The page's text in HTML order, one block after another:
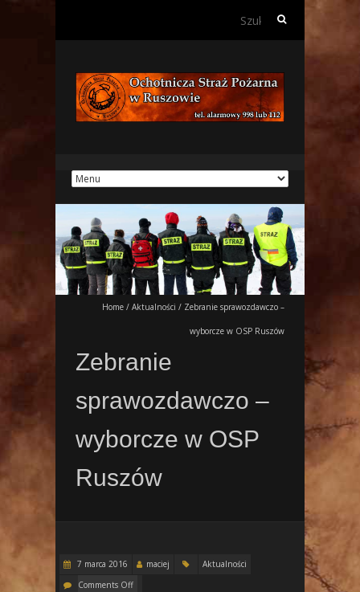
Szukaj:
Home / Aktualności / Zebranie sprawozdawczo –
wyborcze w OSP Ruszów
Zebranie
sprawozdawczo –
wyborcze w OSP
Ruszów
7 marca 2016 maciej
Aktualności
Comments Off